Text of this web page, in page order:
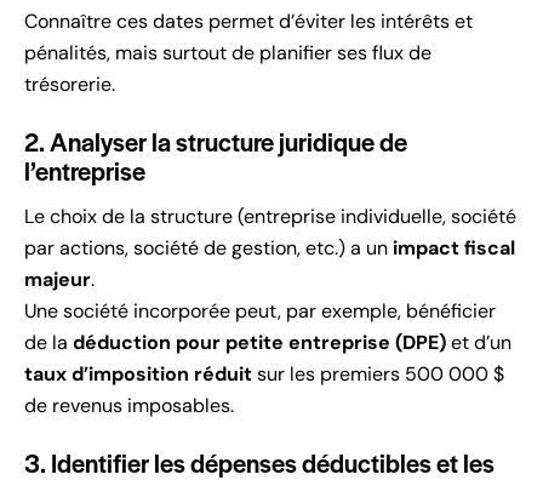
Connaître ces dates permet d’éviter les intérêts et
pénalités, mais surtout de planifier ses flux de
trésorerie.
2. Analyser la structure juridique de
l’entreprise
Le choix de la structure (entreprise individuelle, société
par actions, société de gestion, etc.) a un impact fiscal
majeur.
Une société incorporée peut, par exemple, bénéficier
de la déduction pour petite entreprise (DPE)et d’un
taux d’imposition réduitsur les premiers 500 000 $
de revenus imposables.
3. Identifier les dépenses déductibles et les